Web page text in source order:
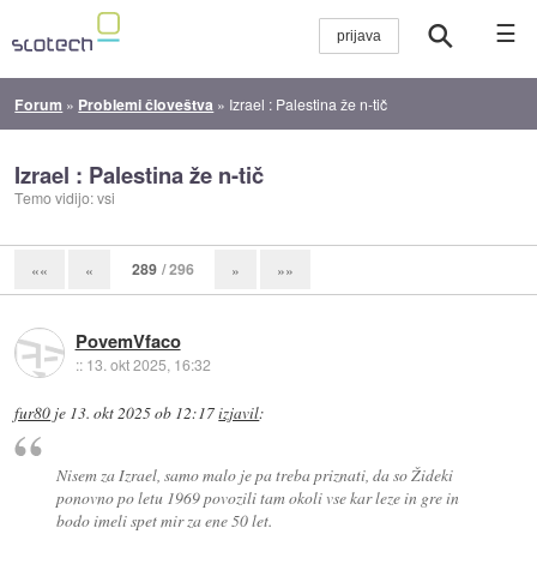
☰
Forum » Problemi človeštva » Izrael : Palestina že n-tič
Izrael : Palestina že n-tič
Temo vidijo: vsi
«« « 289 / 296 » »»
PovemVfaco
:: 13. okt 2025, 16:32
fur80 je 13. okt 2025 ob 12:17izjavil:
Nisem za Izrael, samo malo je pa treba priznati, da so Žideki
ponovno po letu 1969 povozili tam okoli vse kar leze in gre in
bodo imeli spet mir za ene 50 let.